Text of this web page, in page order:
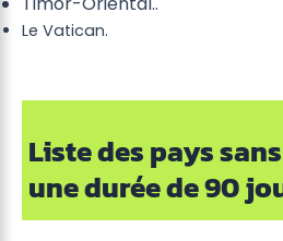
Le Vatican.
Liste des pays
une durée de 90